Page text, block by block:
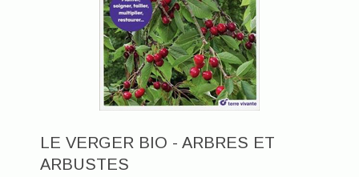
LE VERGER BIO - ARBRES ET
ARBUSTES